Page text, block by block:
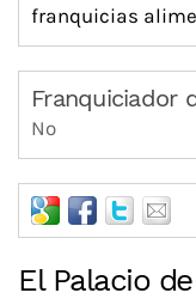
franquicias
Franquiciador
No
El Palacio